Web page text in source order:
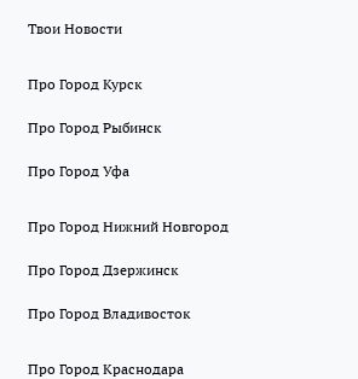
Твои Новости
Про Город Курск
Про Город Рыбинск
Про Город Уфа
Про Город Нижний Новгород
Про Город Дзержинск
Про Город Владивосток
Про Город Краснодара